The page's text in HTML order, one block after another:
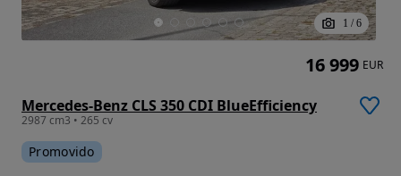
1 / 6
Mercedes-Benz CLS 350 CDI BlueEfficiency
2987 cm3 • 265 cv
Promovido
16 999 EUR